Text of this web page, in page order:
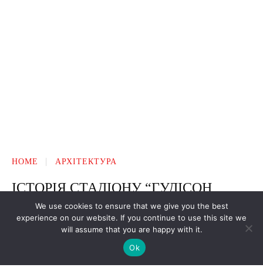
We use cookies to ensure that we give you the best
experience on our website. If you continue to use this site we
will assume that you are happy with it.
Ok